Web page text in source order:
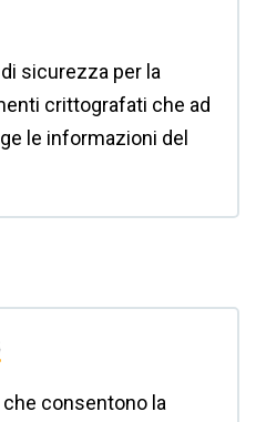
sicurezza per la
crittografati che ad
le informazioni del
consentono la